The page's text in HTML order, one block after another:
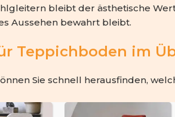
bleibt der ästhetische
Aussehen bewahrt bleibt.
Teppichboden im
Sie schnell herausfinden,